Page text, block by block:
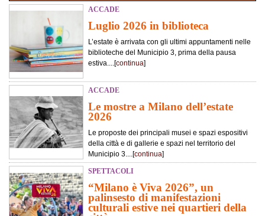
ACCADE
Luglio 2026 in biblioteca
L’estate è arrivata con gli ultimi appuntamenti nelle
biblioteche del Municipio 3, prima della pausa
estiva....[continua]
ACCADE
Le mostre a Milano dell’estate
2026
Le proposte dei principali musei e spazi espositivi
della città e di gallerie e spazi nel territorio del
Municipio 3....[continua]
SPETTACOLI
“Milano è Viva 2026”, un
palinsesto di manifestazioni
culturali estive nei quartieri della